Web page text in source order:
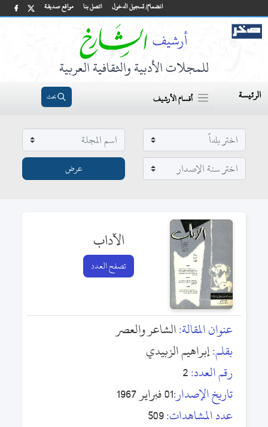
مواقع صديقة اتصل بنا انضمام/ تسجيل الدخول
للمجلات الأدبية والثقافية العربية
الرئيسة أقسام الأرشيف بحث
الآداب
تصفح العدد
عنوان المقالة:الشاعر والعصر
بقلم:إبراهيم الزبيدي
رقم العدد:2
تاريخ الإصدار:01 فبراير 1967
عدد المشاهدات:509